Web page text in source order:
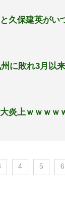
と久保建英が
州に敗れ3月
炎上ｗｗｗｗ
4 5 6